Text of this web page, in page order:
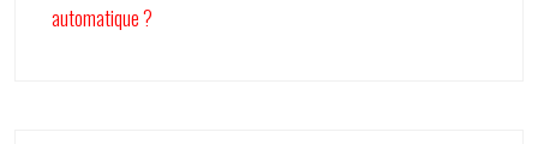
automatique ?